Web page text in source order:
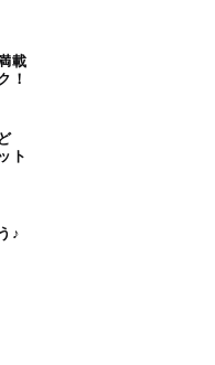
載
！
ト
♪